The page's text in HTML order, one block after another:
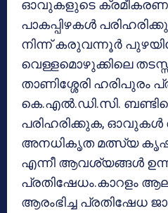
ഓവുകളുടെ
പാകപ്പിഴകള്‍
നിന്ന് കരുവന്നൂര്‍
വെള്ളമൊഴുക്കിലെ
താണിശ്ശേരി ഹരിപുരം
കെ.എല്‍.ഡി.സി.
പരിഹരിക്കുക, ഓവുകള്‍
അനധികൃത മത്സ്യ
എന്നീ ആവശ്യങ്ങള്‍
പ്രതിഷേധം.കാറളം
ആരംഭിച്ച പ്രതിഷേധ